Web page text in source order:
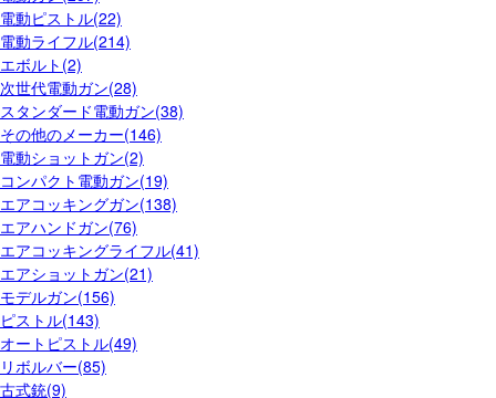
電動ピストル(22)
電動ライフル(214)
エボルト(2)
次世代電動ガン(28)
スタンダード電動ガン(38)
その他のメーカー(146)
電動ショットガン(2)
コンパクト電動ガン(19)
エアコッキングガン(138)
エアハンドガン(76)
エアコッキングライフル(41)
エアショットガン(21)
モデルガン(156)
ピストル(143)
オートピストル(49)
リボルバー(85)
古式銃(9)